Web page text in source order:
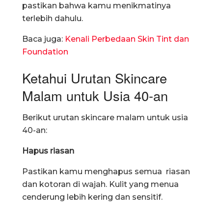
pastikan bahwa kamu menikmatinya
terlebih dahulu.
Baca juga: Kenali Perbedaan Skin Tint dan
Foundation
Ketahui Urutan Skincare
Malam untuk Usia 40-an
Berikut urutan skincare malam untuk usia
40-an:
Hapus riasan
Pastikan kamu menghapus semua riasan
dan kotoran di wajah. Kulit yang menua
cenderung lebih kering dan sensitif.